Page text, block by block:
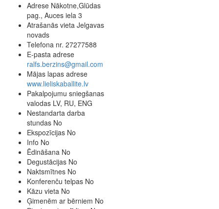
Adrese Nākotne,Glūdas
pag., Auces iela 3
Atrašanās vieta Jelgavas
novads
Telefona nr. 27277588
E-pasta adrese
ralfs.berzins@gmail.com
Mājas lapas adrese
www.lieliskaballite.lv
Pakalpojumu sniegšanas
valodas LV, RU, ENG
Nestandarta darba
stundas No
Ekspozīcijas No
Info No
Ēdināšana No
Degustācijas No
Naktsmītnes No
Konferenču telpas No
Kāzu vieta No
Ģimenēm ar bērniem No